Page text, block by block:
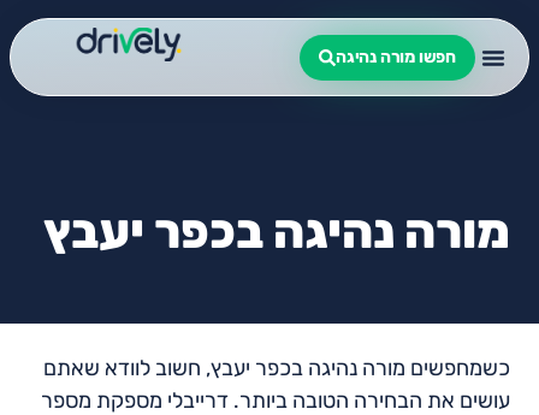
חפשו מורה נהיגה
מורה נהיגה בכפר יעבץ
כשמחפשים מורה נהיגה בכפר יעבץ, חשוב לוודא שאתם
עושים את הבחירה הטובה ביותר. דרייבלי מספקת מספר